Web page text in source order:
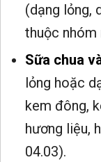
(dạng lỏng,
thuộc nhóm
Sữa chua
lỏng hoặc
kem đông,
hương liệu,
04.03).